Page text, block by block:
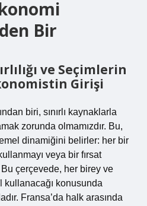
Bir
ve Seçimlerin
Girişi
biri, sınırlı kaynaklarla
zorunda olmamızdır. Bu,
dinamiğini belirler: her bir
veya bir fırsat
çerçevede, her birey ve
kullanacağı konusunda
Fransa’da halk arasında